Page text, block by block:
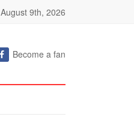
August 9th, 2026
Become a fan